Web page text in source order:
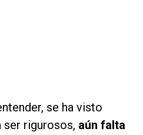
se ha visto
ser rigurosos, aún falta